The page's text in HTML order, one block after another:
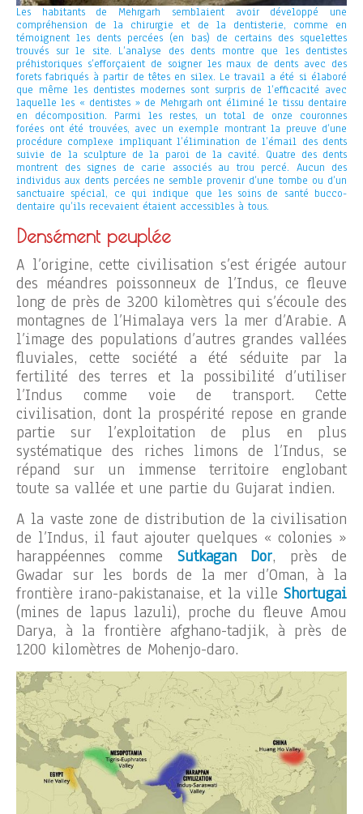
Les habitants de Mehrgarh semblaient avoir développé une
compréhension de la chirurgie et de la dentisterie, comme en
témoignent les dents percées (en bas) de certains des squelettes
trouvés sur le site. L’analyse des dents montre que les dentistes
préhistoriques s’efforçaient de soigner les maux de dents avec des
forets fabriqués à partir de têtes en silex. Le travail a été si élaboré
que même les dentistes modernes sont surpris de l’efficacité avec
laquelle les « dentistes » de Mehrgarh ont éliminé le tissu dentaire
en décomposition. Parmi les restes, un total de onze couronnes
forées ont été trouvées, avec un exemple montrant la preuve d’une
procédure complexe impliquant l’élimination de l’émail des dents
suivie de la sculpture de la paroi de la cavité. Quatre des dents
montrent des signes de carie associés au trou percé. Aucun des
individus aux dents percées ne semble provenir d’une tombe ou d’un
sanctuaire spécial, ce qui indique que les soins de santé bucco-
dentaire qu’ils recevaient étaient accessibles à tous.
Densément peuplée
A l’origine, cette civilisation s’est érigée autour
des méandres poissonneux de l’Indus, ce fleuve
long de près de 3200 kilomètres qui s’écoule des
montagnes de l’Himalaya vers la mer d’Arabie. A
l’image des populations d’autres grandes vallées
fluviales, cette société a été séduite par la
fertilité des terres et la possibilité d’utiliser
l’Indus comme voie de transport. Cette
civilisation, dont la prospérité repose en grande
partie sur l’exploitation de plus en plus
systématique des riches limons de l’Indus, se
répand sur un immense territoire englobant
toute sa vallée et une partie du Gujarat indien.
A la vaste zone de distribution de la civilisation
de l’Indus, il faut ajouter quelques « colonies »
harappéennes comme Sutkagan Dor, près de
Gwadar sur les bords de la mer d’Oman, à la
frontière irano-pakistanaise, et la ville Shortugai
(mines de lapus lazuli), proche du fleuve Amou
Darya, à la frontière afghano-tadjik, à près de
1200 kilomètres de Mohenjo-daro.